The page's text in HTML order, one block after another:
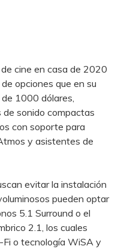
cine en casa de 2020
opciones que en su
1000 dólares,
sonido compactas
con soporte para
y asistentes de
evitar la instalación
pueden optar
5.1 Surround o el
2.1, los cuales
o tecnología WiSA y